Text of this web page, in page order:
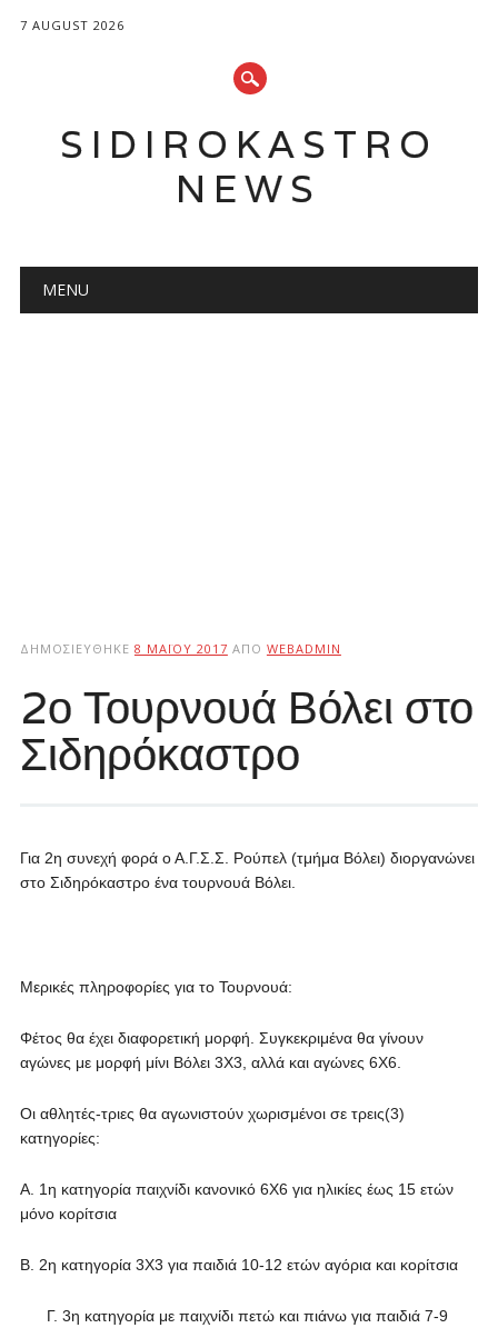
7 AUGUST 2026
SIDIROKASTRO
NEWS
Main menu
MENU
ΔΗΜΟΣΙΕΎΘΗΚΕ 8 ΜΑΪ́ΟΥ 2017 ΑΠΌ WEBADMIN
2ο Τουρνουά Βόλει στο
Σιδηρόκαστρο
Για 2η συνεχή φορά ο Α.Γ.Σ.Σ. Ρούπελ (τμήμα Βόλει) διοργανώνει
στο Σιδηρόκαστρο ένα τουρνουά Βόλει.
Μερικές πληροφορίες για το Τουρνουά:
Φέτος θα έχει διαφορετική μορφή. Συγκεκριμένα θα γίνουν
αγώνες με μορφή μίνι Βόλει 3Χ3, αλλά και αγώνες 6Χ6.
Οι αθλητές-τριες θα αγωνιστούν χωρισμένοι σε τρεις(3)
κατηγορίες:
Α. 1η κατηγορία παιχνίδι κανονικό 6Χ6 για ηλικίες έως 15 ετών
μόνο κορίτσια
Β. 2η κατηγορία 3Χ3 για παιδιά 10-12 ετών αγόρια και κορίτσια
Γ. 3η κατηγορία με παιχνίδι πετώ και πιάνω για παιδιά 7-9